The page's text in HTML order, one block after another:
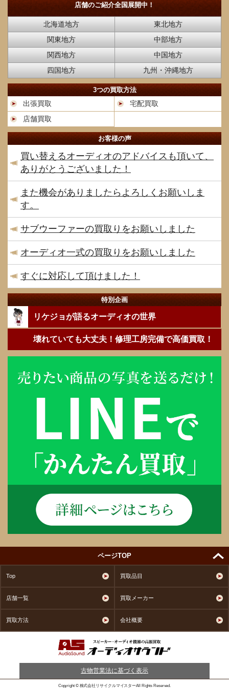
店舗のご紹介全国展開中！
北海道地方
東北地方
関東地方
中部地方
関西地方
中国地方
四国地方
九州・沖縄地方
3つの買取方法
出張買取
宅配買取
店舗買取
お客様の声
買い替えるオーディオのアドバイスも頂いて、
ありがとうございました！
また機会がありましたらよろしくお願いしま
す。
サブウーファーの買取りをお願いしました
オーディオ一式の買取りをお願いしました
すぐに対応して頂けました！
特別企画
リケジョが語るオーディオの世界
壊れていても大丈夫！修理工房完備で高価買取！
ページTOP
Top 買取品目
店舗一覧 買取メーカー
買取方法 会社概要
古物営業法に基づく表示
Copyright © 株式会社リサイクルマイスターAll Rights Reserved.